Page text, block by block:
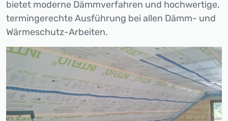
bietet moderne Dämmverfahren und hochwertige,
termingerechte Ausführung bei allen Dämm- und
Wärmeschutz-Arbeiten.